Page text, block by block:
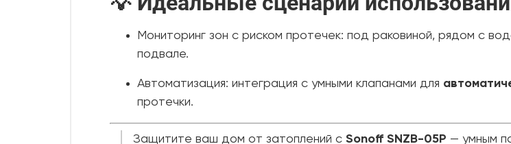
Мониторинг зон с риском протечек: под раковиной, рядом с
подвале.
Автоматизация: интеграция с умными клапанами для
протечки.
Защитите ваш дом от затоплений с Sonoff SNZB-05P — умным